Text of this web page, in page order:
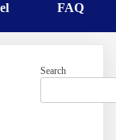
FAQ
Search